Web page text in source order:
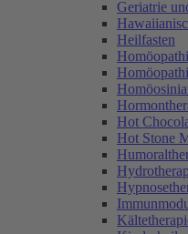
Geriatrie
Heilfasten
Hot
Hot Stone